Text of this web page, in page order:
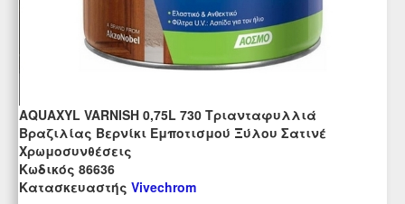
AQUAXYL VARNISH 0,75L 730 Τριανταφυλλιά
Βραζιλίας Βερνίκι Εμποτισμού Ξύλου Σατινέ
Χρωμοσυνθέσεις
Kωδικός 86636
Κατασκευαστής Vivechrom